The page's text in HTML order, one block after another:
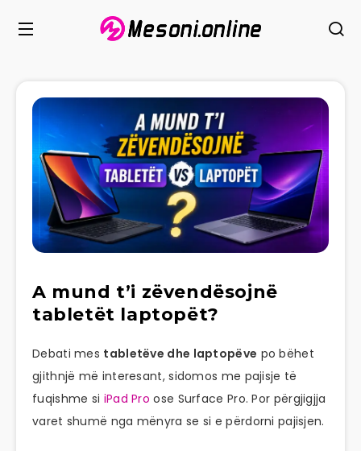
A mund t’i zëvendësojnë
tabletët laptopët?
Debati mes tabletëve dhe laptopëve po bëhet
gjithnjë më interesant, sidomos me pajisje të
fuqishme si iPad Pro ose Surface Pro. Por përgjigjja
varet shumë nga mënyra se si e përdorni pajisjen.